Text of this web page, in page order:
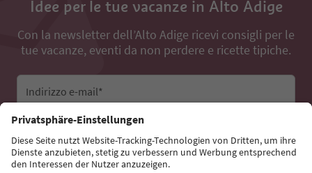
Idee per le tue vacanze in Alto Adige
Con la newsletter dell’Alto Adige ricevi consigli per le
tue vacanze, eventi da non perdere e ricette tipiche.
Indirizzo e-mail*
Iscriviti alla newsletter